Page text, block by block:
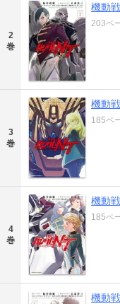
2
巻
機動
203ペ
3
巻
機動
185ペ
4
巻
機動
185ペ
機動